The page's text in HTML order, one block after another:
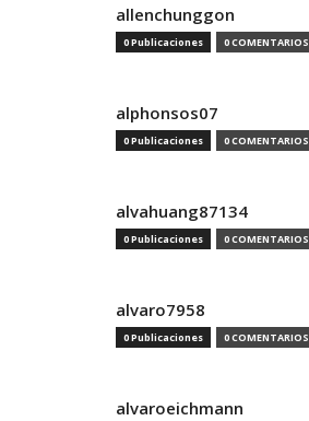
allenchunggon
0 Publicaciones 0 COMENTARIOS
alphonsos07
0 Publicaciones 0 COMENTARIOS
alvahuang87134
0 Publicaciones 0 COMENTARIOS
alvaro7958
0 Publicaciones 0 COMENTARIOS
alvaroeichmann